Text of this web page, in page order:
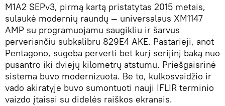
M1A2 SEPv3, pirmą kartą pristatytas 2015 metais,
sulaukė modernių raundų — universalaus XM1147
AMP su programuojamu saugikliu ir šarvus
perveriančiu subkalibru 829E4 AKE. Pastarieji, anot
Pentagono, sugeba perverti bet kurį serijinį baką nuo
pusantro iki dviejų kilometrų atstumu. Priešgaisrinė
sistema buvo modernizuota. Be to, kulkosvaidžio ir
vado akiratyje buvo sumontuoti nauji IFLIR terminio
vaizdo įtaisai su didelės raiškos ekranais.